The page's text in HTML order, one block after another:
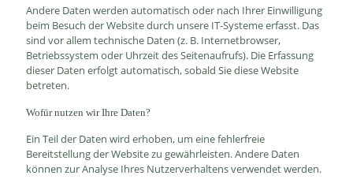
Andere Daten werden automatisch oder nach Ihrer Einwilligung
beim Besuch der Website durch unsere IT-Systeme erfasst. Das
sind vor allem technische Daten (z. B. Internetbrowser,
Betriebssystem oder Uhrzeit des Seitenaufrufs). Die Erfassung
dieser Daten erfolgt automatisch, sobald Sie diese Website
betreten.
Wofür nutzen wir Ihre Daten?
Ein Teil der Daten wird erhoben, um eine fehlerfreie
Bereitstellung der Website zu gewährleisten. Andere Daten
können zur Analyse Ihres Nutzerverhaltens verwendet werden.